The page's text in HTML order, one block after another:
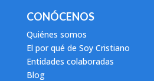
CONÓCENOS
Quiénes somos
El por qué de Soy Cristiano
Entidades colaboradas
Blog